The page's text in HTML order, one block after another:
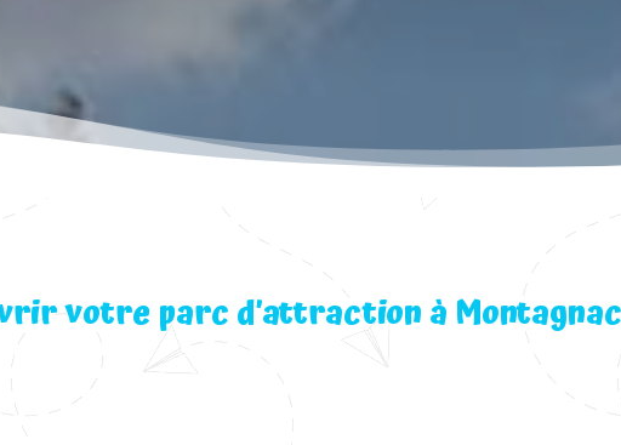
votre parc d’attraction à